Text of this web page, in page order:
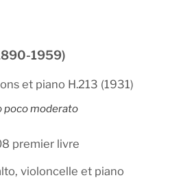
1959)
et piano H.213 (1931)
poco moderato
premier livre
violoncelle et piano